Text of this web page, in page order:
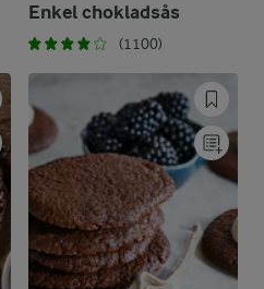
Enkel chokladsås
(1100)